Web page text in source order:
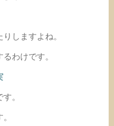
しますよね。
わけです。
。